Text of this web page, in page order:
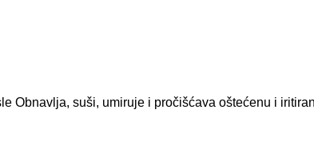
Obnavlja, suši, umiruje i pročišćava oštećenu i